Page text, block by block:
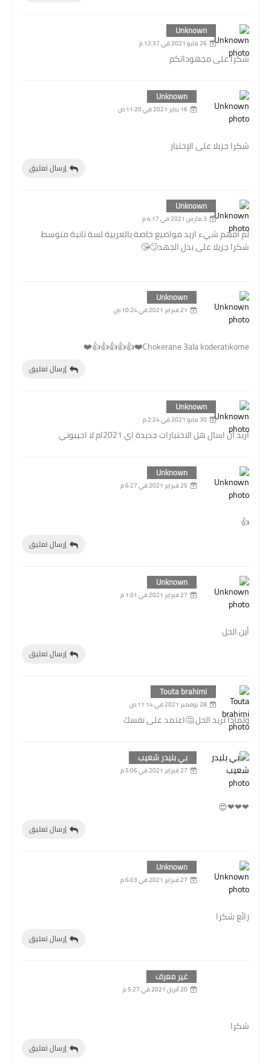
Unknown
26 مايو 2021 في 12:37 م
شكرا على مجهوداتكم
Unknown
16 يناير 2021 في 11:20 ص
شكرا جزيلا على الإختبار
إرسال تعليق
Unknown
3 مارس 2021 في 4:17 م
لم افهم شيء اريد مواضيع خاصة بالعربية لسة ثانية متوسط
شكرا جزيلا على بذل الجهد🙄😘
Unknown
21 فبراير 2021 في 10:24 ص
Chokerane 3ala koderatikome❤️👍👍👍👍👍❤️
إرسال تعليق
Unknown
30 مايو 2021 في 2:24 م
اريد ان اسال هل الاختبارات جديدة اي 2021ام لا اجيبوني
Unknown
25 فبراير 2021 في 6:27 م
👍
إرسال تعليق
Unknown
27 فبراير 2021 في 1:01 م
أين الحل
إرسال تعليق
Touta brahimi
28 نوفمبر 2021 في 11:14 ص
ولماذا تريد الحل 🤔اعتمد على نفسك
بي بليدر شعيب
27 فبراير 2021 في 5:06 م
❤❤❤😍
إرسال تعليق
Unknown
27 فبراير 2021 في 6:03 م
رائع شكرا
إرسال تعليق
غير معرف
20 أبريل 2021 في 5:27 م
شكرا
إرسال تعليق